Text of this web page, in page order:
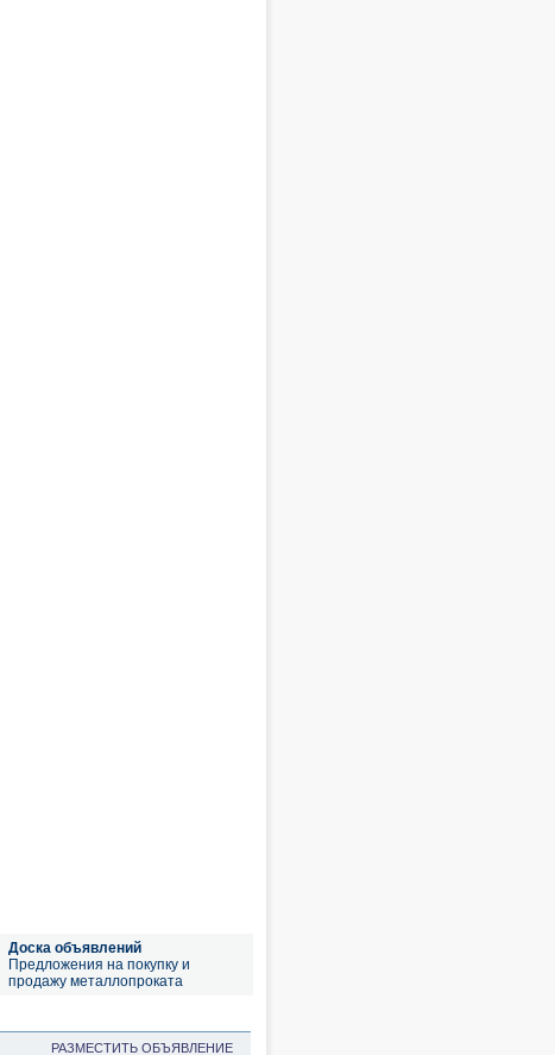
Доска объявлений
Предложения на покупку и
продажу металлопроката
РАЗМЕСТИТЬ ОБЪЯВЛЕНИЕ